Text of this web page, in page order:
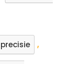
,